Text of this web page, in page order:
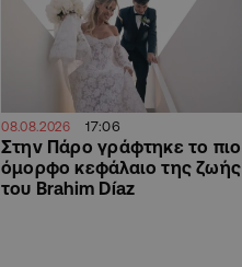
08.08.2026 17:06
Στην Πάρο γράφτηκε το πιο
όμορφο κεφάλαιο της ζωής
του Brahim Díaz